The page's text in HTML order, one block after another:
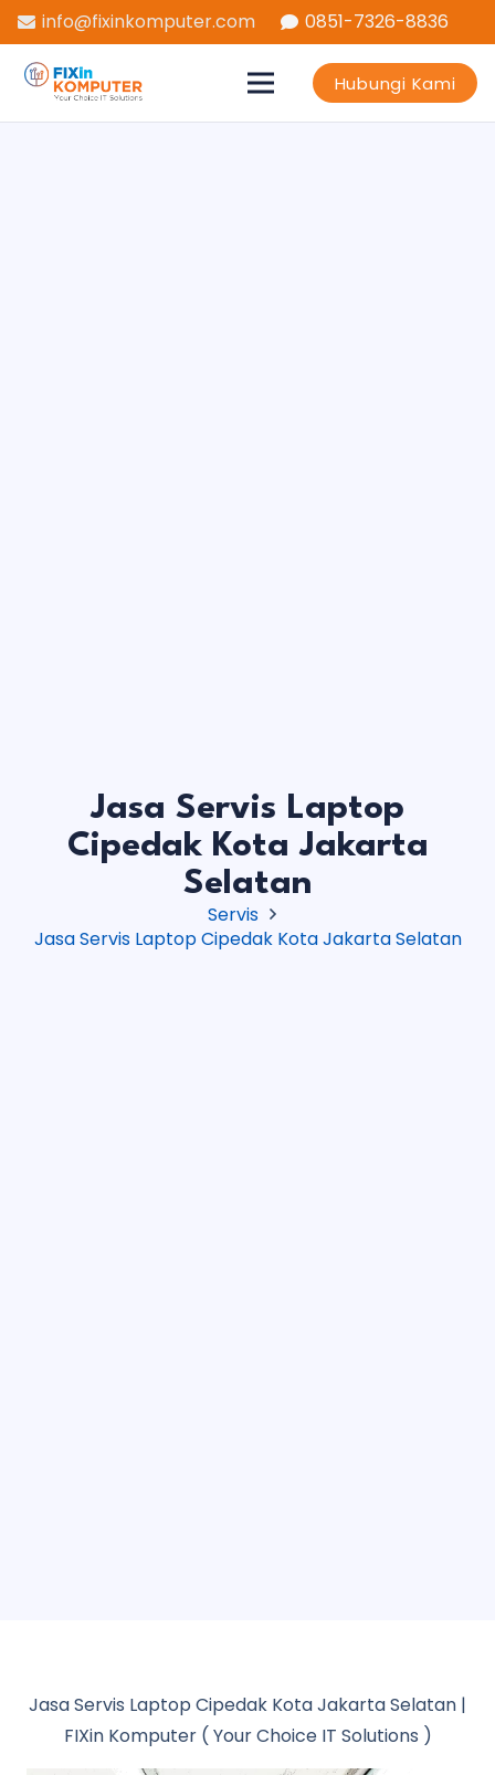
info@fixinkomputer.com 0851-7326-8836
Hubungi Kami
Jasa Servis Laptop
Cipedak Kota Jakarta
Selatan
Servis
Jasa Servis Laptop Cipedak Kota Jakarta Selatan
Jasa Servis Laptop Cipedak Kota Jakarta Selatan |
FIXin Komputer ( Your Choice IT Solutions )